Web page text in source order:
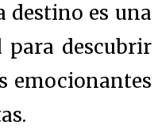
destino es una
para descubrir
emocionantes